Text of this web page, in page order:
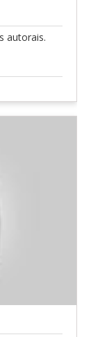
autorais.